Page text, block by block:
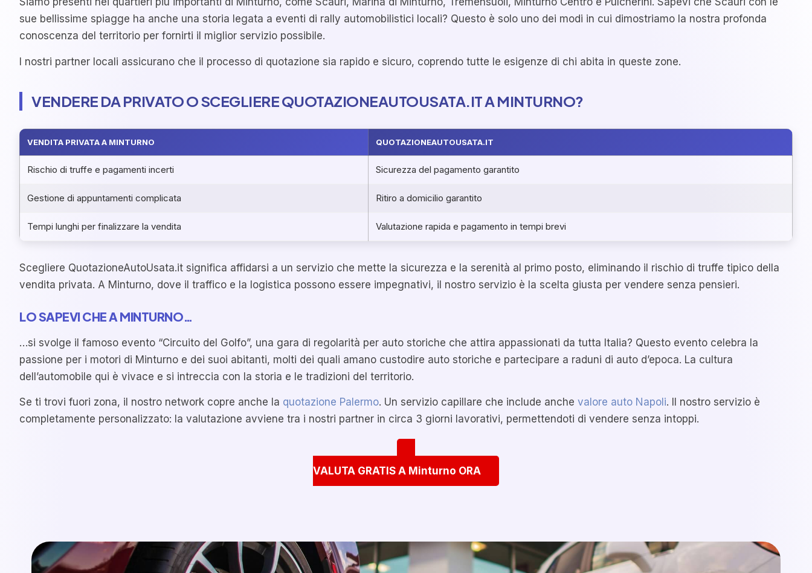
sue bellissime spiagge ha anche una storia legata a eventi di rally automobilistici locali? Questo è solo uno dei modi in cui dimostriamo la nostra profonda
conoscenza del territorio per fornirti il miglior servizio possibile.
I nostri partner locali assicurano che il processo di quotazione sia rapido e sicuro, coprendo tutte le esigenze di chi abita in queste zone.
VENDERE DA PRIVATO O SCEGLIERE QUOTAZIONEAUTOUSATA.IT A MINTURNO?
VENDITA PRIVATA A MINTURNO QUOTAZIONEAUTOUSATA.IT
Rischio di truffe e pagamenti incerti Sicurezza del pagamento garantito
Gestione di appuntamenti complicata Ritiro a domicilio garantito
Tempi lunghi per finalizzare la vendita Valutazione rapida e pagamento in tempi brevi
Scegliere QuotazioneAutoUsata.it significa affidarsi a un servizio che mette la sicurezza e la serenità al primo posto, eliminando il rischio di truffe tipico della
vendita privata. A Minturno, dove il traffico e la logistica possono essere impegnativi, il nostro servizio è la scelta giusta per vendere senza pensieri.
LO SAPEVI CHE A MINTURNO…
…si svolge il famoso evento “Circuito del Golfo”, una gara di regolarità per auto storiche che attira appassionati da tutta Italia? Questo evento celebra la
passione per i motori di Minturno e dei suoi abitanti, molti dei quali amano custodire auto storiche e partecipare a raduni di auto d’epoca. La cultura
dell’automobile qui è vivace e si intreccia con la storia e le tradizioni del territorio.
Se ti trovi fuori zona, il nostro network copre anche la quotazione Palermo. Un servizio capillare che include anche valore auto Napoli. Il nostro servizio è
completamente personalizzato: la valutazione avviene tra i nostri partner in circa 3 giorni lavorativi, permettendoti di vendere senza intoppi.
VALUTA GRATIS A Minturno ORA